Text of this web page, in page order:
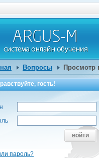
Вопросы Просмотр
гость!
войти
пароль?